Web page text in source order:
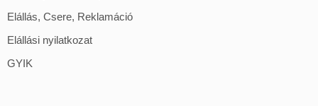
Elállás, Csere, Reklamáció
Elállási nyilatkozat
GYIK